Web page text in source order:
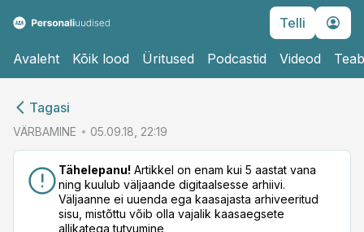
Telli
Avaleht Kõik lood Üritused Podcastid Videod
Tagasi
VÄRBAMINE 05.09.18, 22:19
Tähelepanu! Artikkel on enam kui 5 aastat vana
ning kuulub väljaande digitaalsesse arhiivi.
Väljaanne ei uuenda ega kaasajasta arhiveeritud
sisu, mistõttu võib olla vajalik kaasaegsete
allikatega tutvumine